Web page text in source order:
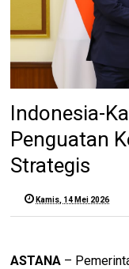
Indonesia-
Penguatan
Strategis
Kamis, 14 Mei 2026
ASTANA –